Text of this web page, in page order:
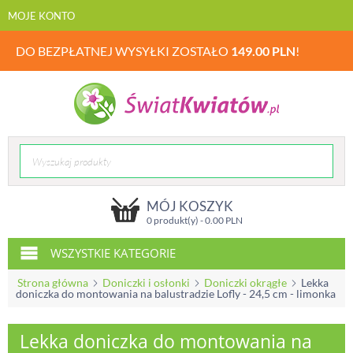
MOJE KONTO
DO BEZPŁATNEJ WYSYŁKI ZOSTAŁO 149.00 PLN!
MÓJ KOSZYK
0 produkt(y) -0.00PLN
WSZYSTKIE KATEGORIE
Strona główna Doniczki i osłonki Doniczki okrągłe
Lekka
doniczka do montowania na balustradzie Lofly - 24,5 cm - limonka
Lekka doniczka do montowania na